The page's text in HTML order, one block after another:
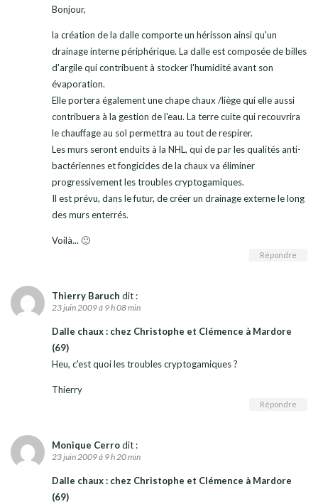
Bonjour,
la création de la dalle comporte un hérisson ainsi qu'un
drainage interne périphérique. La dalle est composée de billes
d'argile qui contribuent à stocker l'humidité avant son
évaporation.
Elle portera également une chape chaux /liège qui elle aussi
contribuera à la gestion de l'eau. La terre cuite qui recouvrira
le chauffage au sol permettra au tout de respirer.
Les murs seront enduits à la NHL, qui de par les qualités anti-
bactériennes et fongicides de la chaux va éliminer
progressivement les troubles cryptogamiques.
Il est prévu, dans le futur, de créer un drainage externe le long
des murs enterrés.
Voilà... 🙂
Répondre
Thierry Baruch dit :
23 juin 2009 à 9 h 08 min
Dalle chaux : chez Christophe et Clémence à Mardore
(69)
Heu, c'est quoi les troubles cryptogamiques ?
Thierry
Répondre
Monique Cerrodit :
23 juin 2009 à 9 h 20 min
Dalle chaux : chez Christophe et Clémence à Mardore
(69)